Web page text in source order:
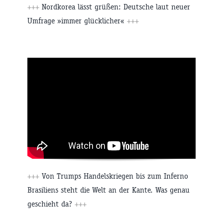
+++ Nordkorea lässt grüßen: Deutsche laut neuer
Umfrage »immer glücklicher« +++
+++ Von Trumps Handelskriegen bis zum Inferno
Brasiliens steht die Welt an der Kante. Was genau
geschieht da? +++